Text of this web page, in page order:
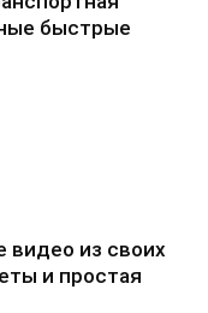
быстрые
видео из своих
и простая